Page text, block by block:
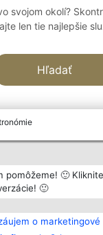
pomôžeme! 🙂
🙂
o
svojom okolí?
len tie najlepšie
Hľadať
Hodnotenie
Laureáti
Lista
Laureatów
Podmienky
Obchodné